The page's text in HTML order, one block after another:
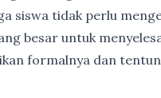
siswa tidak perlu
besar untuk
formalnya dan